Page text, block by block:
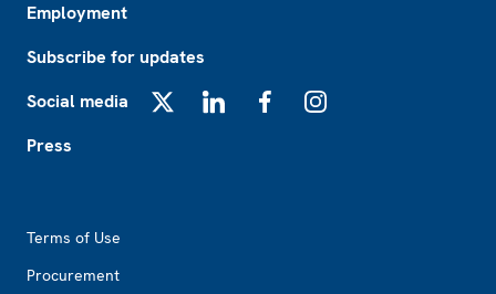
Employment
Subscribe for updates
Social media
Press
Terms of Use
Procurement